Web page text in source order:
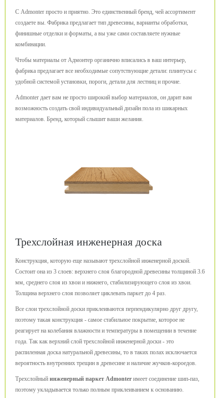
С Admonter просто и приятно. Это единственный бренд, чей ассортимент
создаете вы. Фабрика предлагает тип древесины, варианты обработки,
финишные отделки и форматы, а вы уже сами составляете нужные
комбинации.
Чтобы материалы от Адмонтер органично вписались в ваш интерьер,
фабрика предлагает все необходимые сопутствующие детали: плинтусы с
удобной системой установки, пороги, детали для лестниц и прочие.
Admonter дает вам не просто широкий выбор материалов, он дарит вам
возможность создать свой индивидуальный дизайн пола из шикарных
материалов. Бренд, который слышит ваши желания.
Трехслойная инженерная доска
Конструкция, которую еще называют трехслойной инженерной доской.
Состоит она из 3 слоев: верхнего слоя благородной древесины толщиной 3.6
мм, среднего слоя из хвои и нижнего, стабилизирующего слоя из хвои.
Толщина верхнего слоя позволяет циклевать паркет до 4 раз.
Все слои трехслойной доски приклеиваются перпендикулярно друг другу,
поэтому такая конструкция - самое стабильное покрытие, которое не
реагирует на колебания влажности и температуры в помещении в течение
года. Так как верхний слой трехслойной инженерной доски - это
распиленная доска натуральной древесины, то в таких полах исключается
вероятность внутренних трещин в древесине и наличие жучков-короедов.
Трехслойный инженерный паркет Admonter имеет соединение шип-паз,
поэтому укладывается только полным приклеиванием к основанию.